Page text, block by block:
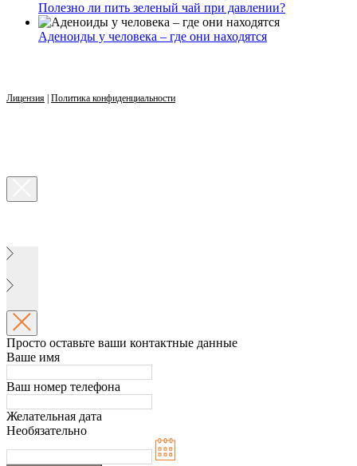
Полезно ли пить зеленый чай при давлении?
Аденоиды у человека – где они находятся
Лицензия Политика конфиденциальности
Просто оставьте ваши контактные данные
Ваше имя
Ваш номер телефона
Желательная дата
Необязательно